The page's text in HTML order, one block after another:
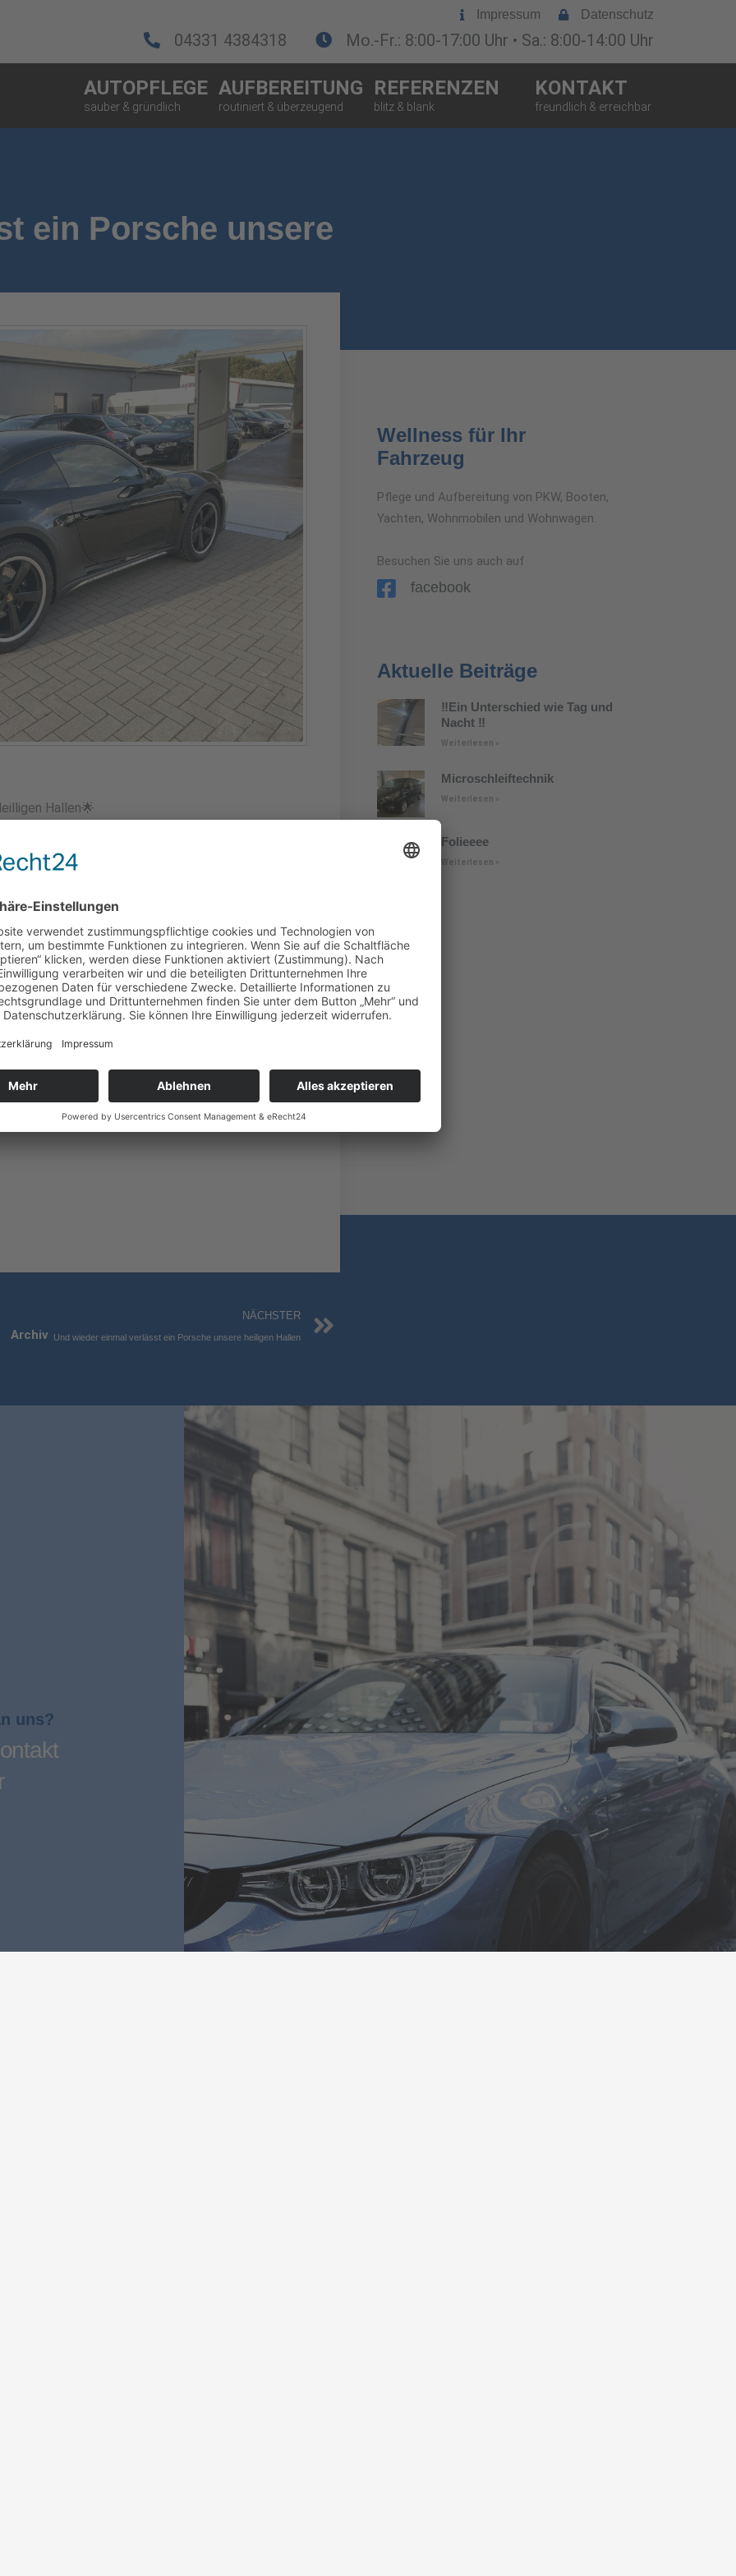
Impressum Datenschutz
04331 4384318 Mo.-Fr.: 8:00-17:00 Uhr • Sa.: 8:00-14:00 Uhr
AUTOPFLEGE AUFBEREITUNG REFERENZEN KONTAKT
ein Porsche unsere
Hallen🌟
und Front Steinschlagschutzfolie foliert.
Schriftzug erstellt,( da dieser nicht zu kaufen ist)
und zurück zum Porsche Zentrum Kiel
Wellness für Ihr
Fahrzeug
Pflege und Aufbereitung von PKW, Booten,
Yachten, Wohnmobilen und Wohnwagen.
Besuchen Sie uns auch auf
facebook
Aktuelle Beiträge
‼️Ein Unterschied wie Tag und
Nacht ‼️
Weiterlesen »
Microschleiftechnik
Weiterlesen »
Folieeee
Weiterlesen »
Archiv
NÄCHSTER
Und wieder einmal verlässt ein Porsche unsere heiligen Hallen
uns?